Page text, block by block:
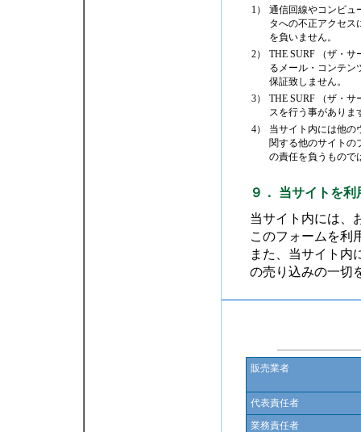
1）
通信回線やコンピュ
タへの不正アクセス
を負いません。
2）
THE SURF （ザ・
るメール・コンテン
保証致しません。
3）
THE SURF （ザ・
スを行う事がありま
4）
当サイト内には他の
関する他のサイトの
の責任を負うもので
９． 当サイトを
当サイト内には、
このフォームを利
また、当サイト内
の売り込みの一切
販売業者
代表責任者
業務責任者